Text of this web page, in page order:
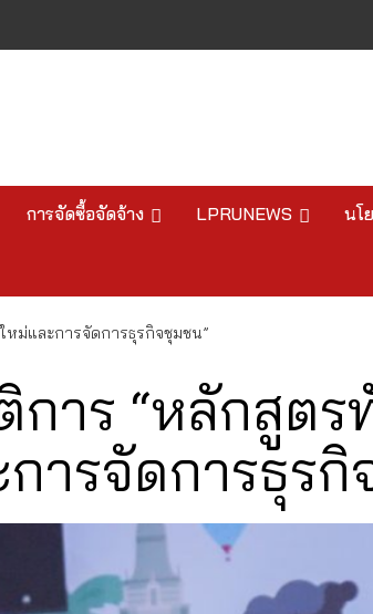
การจัดซื้อจัดจ้าง LPRUNEWS นโ
ม่และการจัดการธุรกิจชุมชน”
การ “หลักสูตร
ารจัดการธุรกิ